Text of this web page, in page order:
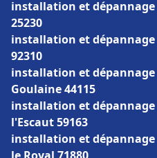
installation et
25230
installation et dépannage
92310
installation et dépannage
Goulaine 44115
installation et dépannage
l'Escaut 59163
installation et